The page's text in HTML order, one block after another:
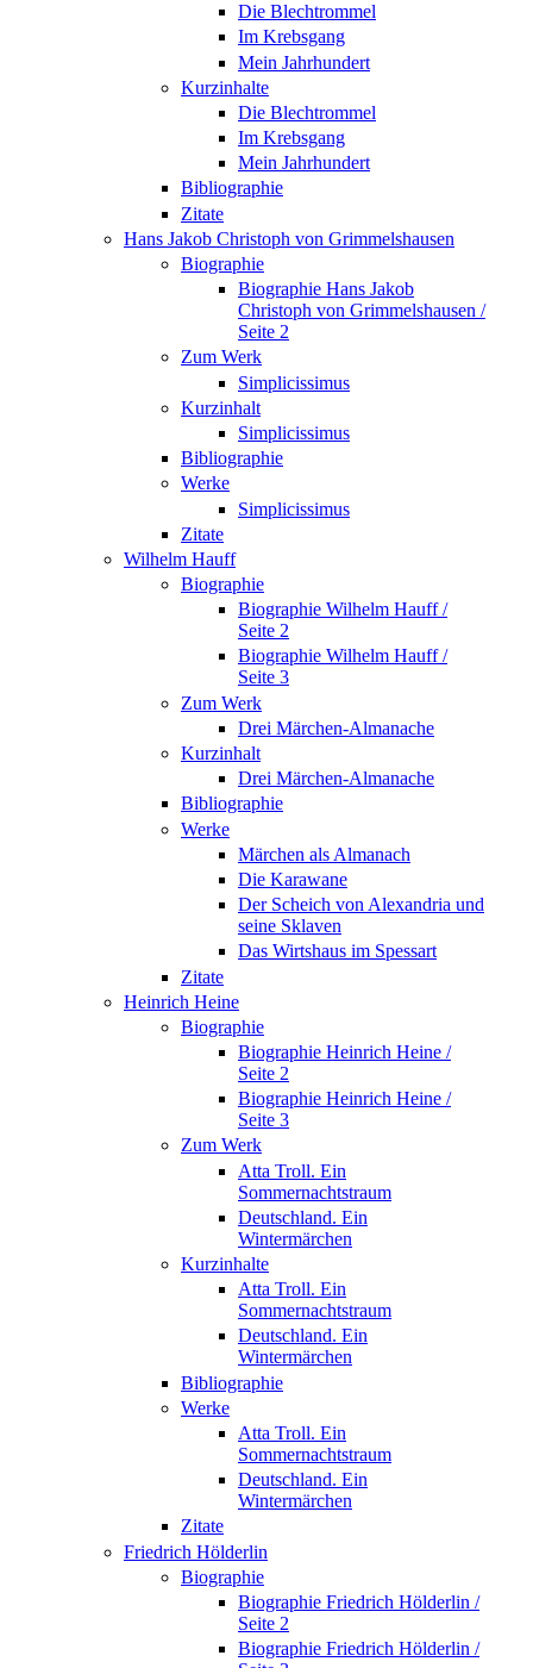
Die Blechtrommel
Im Krebsgang
Mein Jahrhundert
Kurzinhalte
Die Blechtrommel
Im Krebsgang
Mein Jahrhundert
Bibliographie
Zitate
Hans Jakob Christoph von Grimmelshausen
Biographie
Biographie Hans Jakob
Christoph von Grimmelshausen /
Seite 2
Zum Werk
Simplicissimus
Kurzinhalt
Simplicissimus
Bibliographie
Werke
Simplicissimus
Zitate
Wilhelm Hauff
Biographie
Biographie Wilhelm Hauff /
Seite 2
Biographie Wilhelm Hauff /
Seite 3
Zum Werk
Drei Märchen-Almanache
Kurzinhalt
Drei Märchen-Almanache
Bibliographie
Werke
Märchen als Almanach
Die Karawane
Der Scheich von Alexandria und
seine Sklaven
Das Wirtshaus im Spessart
Zitate
Heinrich Heine
Biographie
Biographie Heinrich Heine /
Seite 2
Biographie Heinrich Heine /
Seite 3
Zum Werk
Atta Troll. Ein
Sommernachtstraum
Deutschland. Ein
Wintermärchen
Kurzinhalte
Atta Troll. Ein
Sommernachtstraum
Deutschland. Ein
Wintermärchen
Bibliographie
Werke
Atta Troll. Ein
Sommernachtstraum
Deutschland. Ein
Wintermärchen
Zitate
Friedrich Hölderlin
Biographie
Biographie Friedrich Hölderlin /
Seite 2
Biographie Friedrich Hölderlin /